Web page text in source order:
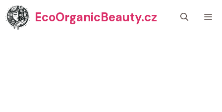
Přeskočit
na
obsah
EcoOrganicBeauty.cz